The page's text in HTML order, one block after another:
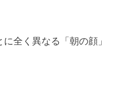
全く異なる「朝の顔」